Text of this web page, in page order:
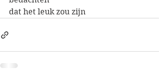
dat het leuk zou zijn